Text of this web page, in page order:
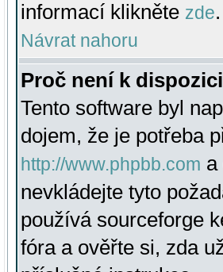
informací klikněte zde.
Návrat nahoru
Proč není k
Tento software byl
dojem, že je potřeba
http://www.phpbb.com a
nevkládejte tyto
používá sourceforge
fóra a ověřte si, zda